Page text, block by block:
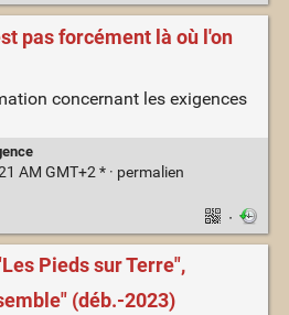
pas forcément là où l'on
concernant les exigences
AM GMT+2 * · permalien
·
Pieds sur Terre",
(déb.-2023)